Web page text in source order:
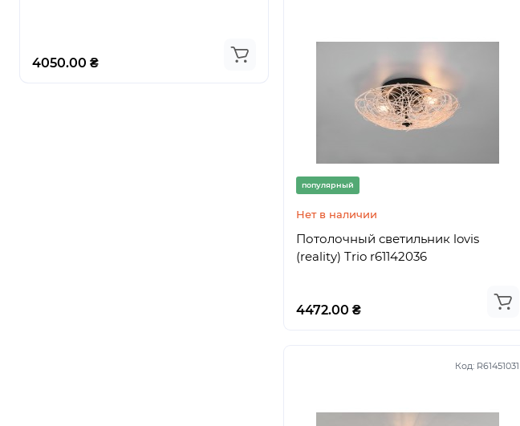
4050.00 ₴
популярный
Нет в наличии
Потолочный светильник lovis
(reality) Trio r61142036
4472.00 ₴
Код: R61451031